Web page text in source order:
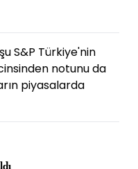
S&P Türkiye'nin
notunu da
piyasalarda